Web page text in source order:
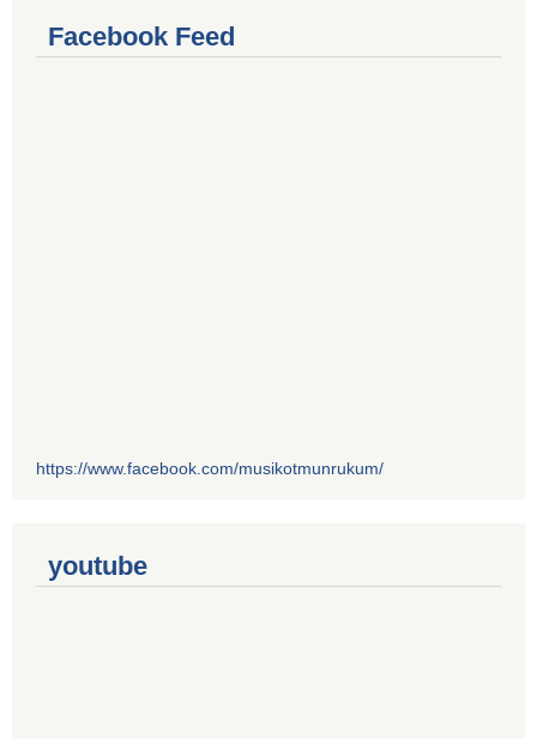
Facebook Feed
https://www.facebook.com/musikotmunrukum/
youtube